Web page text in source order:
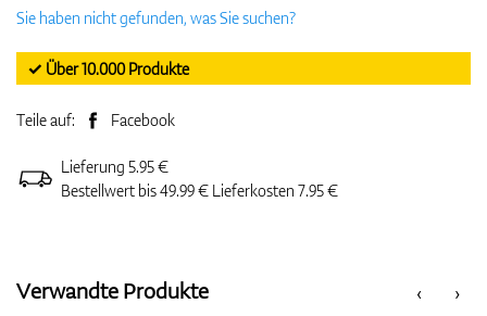
Sie haben nicht gefunden, was Sie suchen?
✓ Über 10.000 Produkte
Teile auf: Facebook
Lieferung 5.95 €
Bestellwert bis 49.99 € Lieferkosten 7.95 €
‹
Verwandte Produkte ›